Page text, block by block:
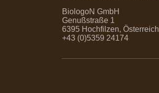
BiologoN GmbH
Genußstraße 1
6395 Hochfilzen, Österreich
+43 (0)5359 24174